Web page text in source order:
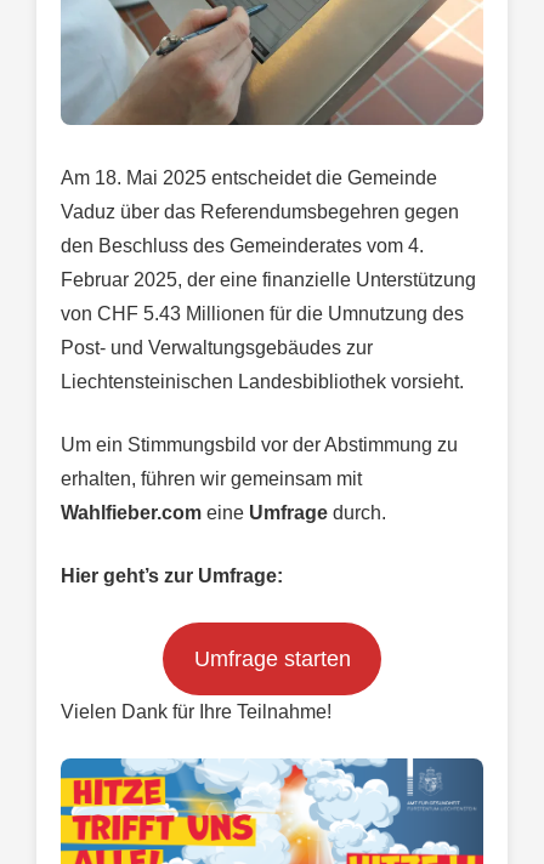
Am 18. Mai 2025 entscheidet die Gemeinde
Vaduz über das Referendumsbegehren gegen
den Beschluss des Gemeinderates vom 4.
Februar 2025, der eine finanzielle Unterstützung
von CHF 5.43 Millionen für die Umnutzung des
Post- und Verwaltungsgebäudes zur
Liechtensteinischen Landesbibliothek vorsieht.
Um ein Stimmungsbild vor der Abstimmung zu
erhalten, führen wir gemeinsam mit
Wahlfieber.com eine Umfrage durch.
Hier geht’s zur Umfrage:
Umfrage starten
Vielen Dank für Ihre Teilnahme!